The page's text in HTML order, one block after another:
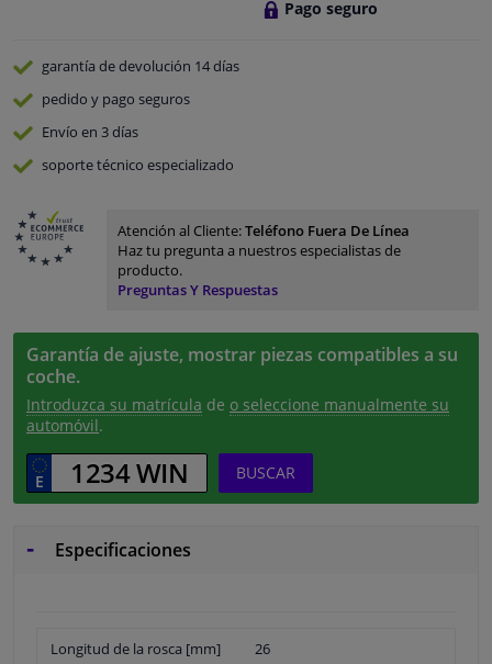
Pago seguro
garantía de devolución 14 días
pedido y pago seguros
Envío en 3 días
soporte técnico especializado
Atención al Cliente:Teléfono Fuera De Línea
Haz tu pregunta a nuestros especialistas de
producto.
Preguntas Y Respuestas
Garantía de ajuste, mostrar piezas compatibles a su
coche.
Introduzca su matrícula de o seleccione manualmente su
automóvil.
BUSCAR
Especificaciones
Longitud de la rosca [mm] 26